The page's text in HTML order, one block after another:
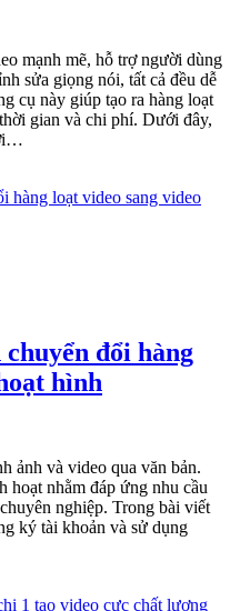
mạnh mẽ, hỗ trợ người dùng
sửa giọng nói, tất cả đều dễ
cụ này giúp tạo ra hàng loạt
gian và chi phí. Dưới đây,
đổi hàng
hình
ảnh và video qua văn bản.
hoạt nhằm đáp ứng nhu cầu
nghiệp. Trong bài viết
ký tài khoản và sử dụng